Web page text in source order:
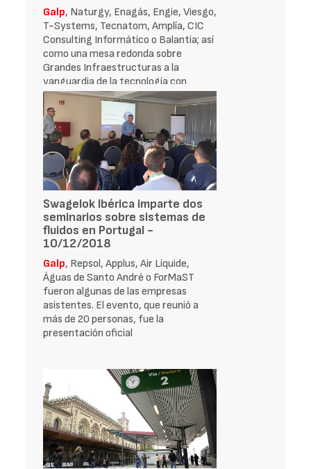
Galp, Naturgy, Enagás, Engie, Viesgo,
T-Systems, Tecnatom, Amplía, CIC
Consulting Informático o Balantia; así
como una mesa redonda sobre
Grandes Infraestructuras a la
vanguardia de la tecnología con
Telefónica
Swagelok Ibérica imparte dos
seminarios sobre sistemas de
fluidos en Portugal -
10/12/2018
Galp, Repsol, Applus, Air Liquide,
Águas de Santo André o ForMaST
fueron algunas de las empresas
asistentes. El evento, que reunió a
más de 20 personas, fue la
presentación oficial